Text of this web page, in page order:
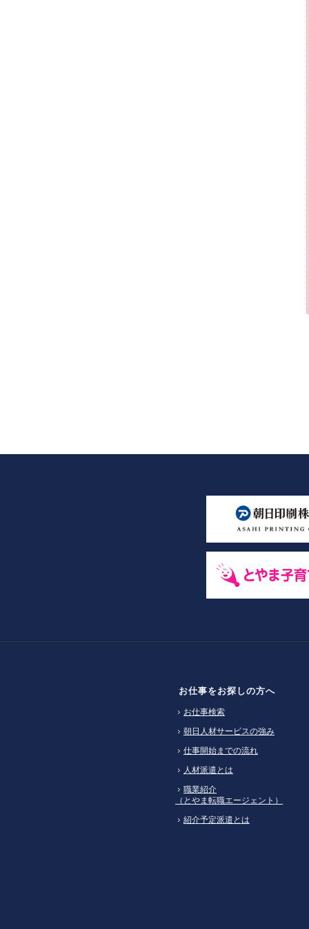
お仕事をお探しの方へ
お仕事検索
朝日人材サービスの強み
仕事開始までの流れ
人材派遣とは
職業紹介
（とやま転職エージェント）
紹介予定派遣とは